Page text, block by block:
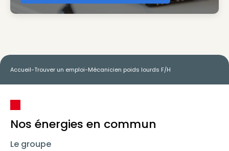
Accueil-Trouver un emploi-Mécanicien poids lourds F/H
Nos énergies en commun
Le groupe